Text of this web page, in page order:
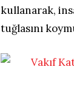
kullanarak,
tuğlasını